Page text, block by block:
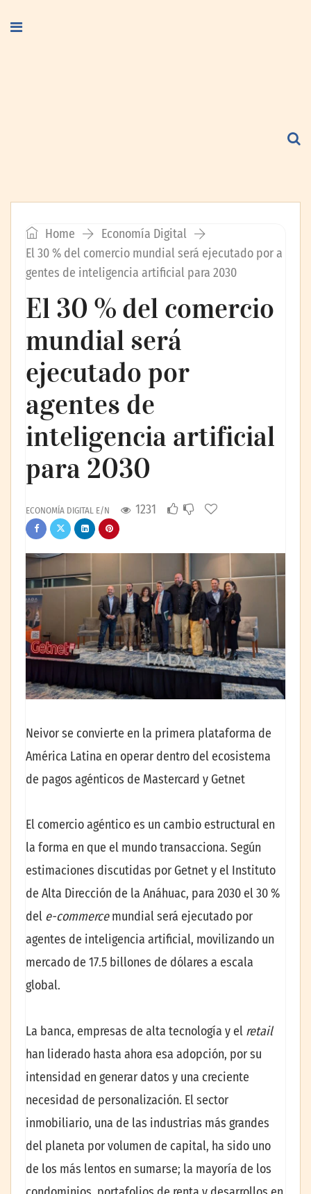
Home
Economía Digital
El 30 % del comercio mundial será ejecutado por a
gentes de inteligencia artificial para 2030
El 30 % del comercio
mundial será
ejecutado por
agentes de
inteligencia artificial
para 2030
ECONOMÍA DIGITAL E/N 1231
Neivor se convierte en la primera plataforma de
América Latina en operar dentro del ecosistema
de pagos agénticos de Mastercard y Getnet
El comercio agéntico es un cambio estructural en
la forma en que el mundo transacciona. Según
estimaciones discutidas por Getnet y el Instituto
de Alta Dirección de la Anáhuac, para 2030 el 30 %
del e-commercemundial será ejecutado por
agentes de inteligencia artificial, movilizando un
mercado de 17.5 billones de dólares a escala
global.
La banca, empresas de alta tecnología y el retail
han liderado hasta ahora esa adopción, por su
intensidad en generar datos y una creciente
necesidad de personalización. El sector
inmobiliario, una de las industrias más grandes
del planeta por volumen de capital, ha sido uno
de los más lentos en sumarse; la mayoría de los